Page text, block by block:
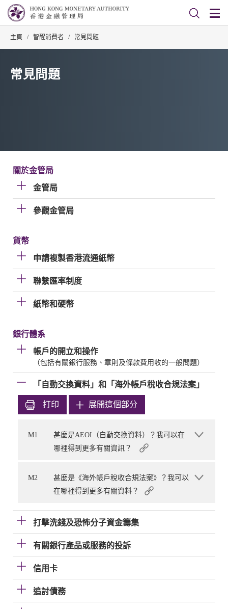
主頁 / 智醒消費者 / 常見問題
常見問題
關於金管局
金管局
參觀金管局
貨幣
申請複製香港流通紙幣
聯繫匯率制度
紙幣和硬幣
銀行體系
帳戶的開立和操作
（包括有關銀行服務、章則及條款費用收的一般問題）
「自動交換資料」和「海外帳戶稅收合規法案」
打印 展開這個部分
M1
甚麼是AEOI（自動交換資料）？我可以在
哪裡得到更多有關資訊？
M2
甚麼是《海外帳戶稅收合規法案》？我可以
在哪裡得到更多有關資料？
打擊洗錢及恐怖分子資金籌集
有關銀行產品或服務的投訴
信用卡
追討債務